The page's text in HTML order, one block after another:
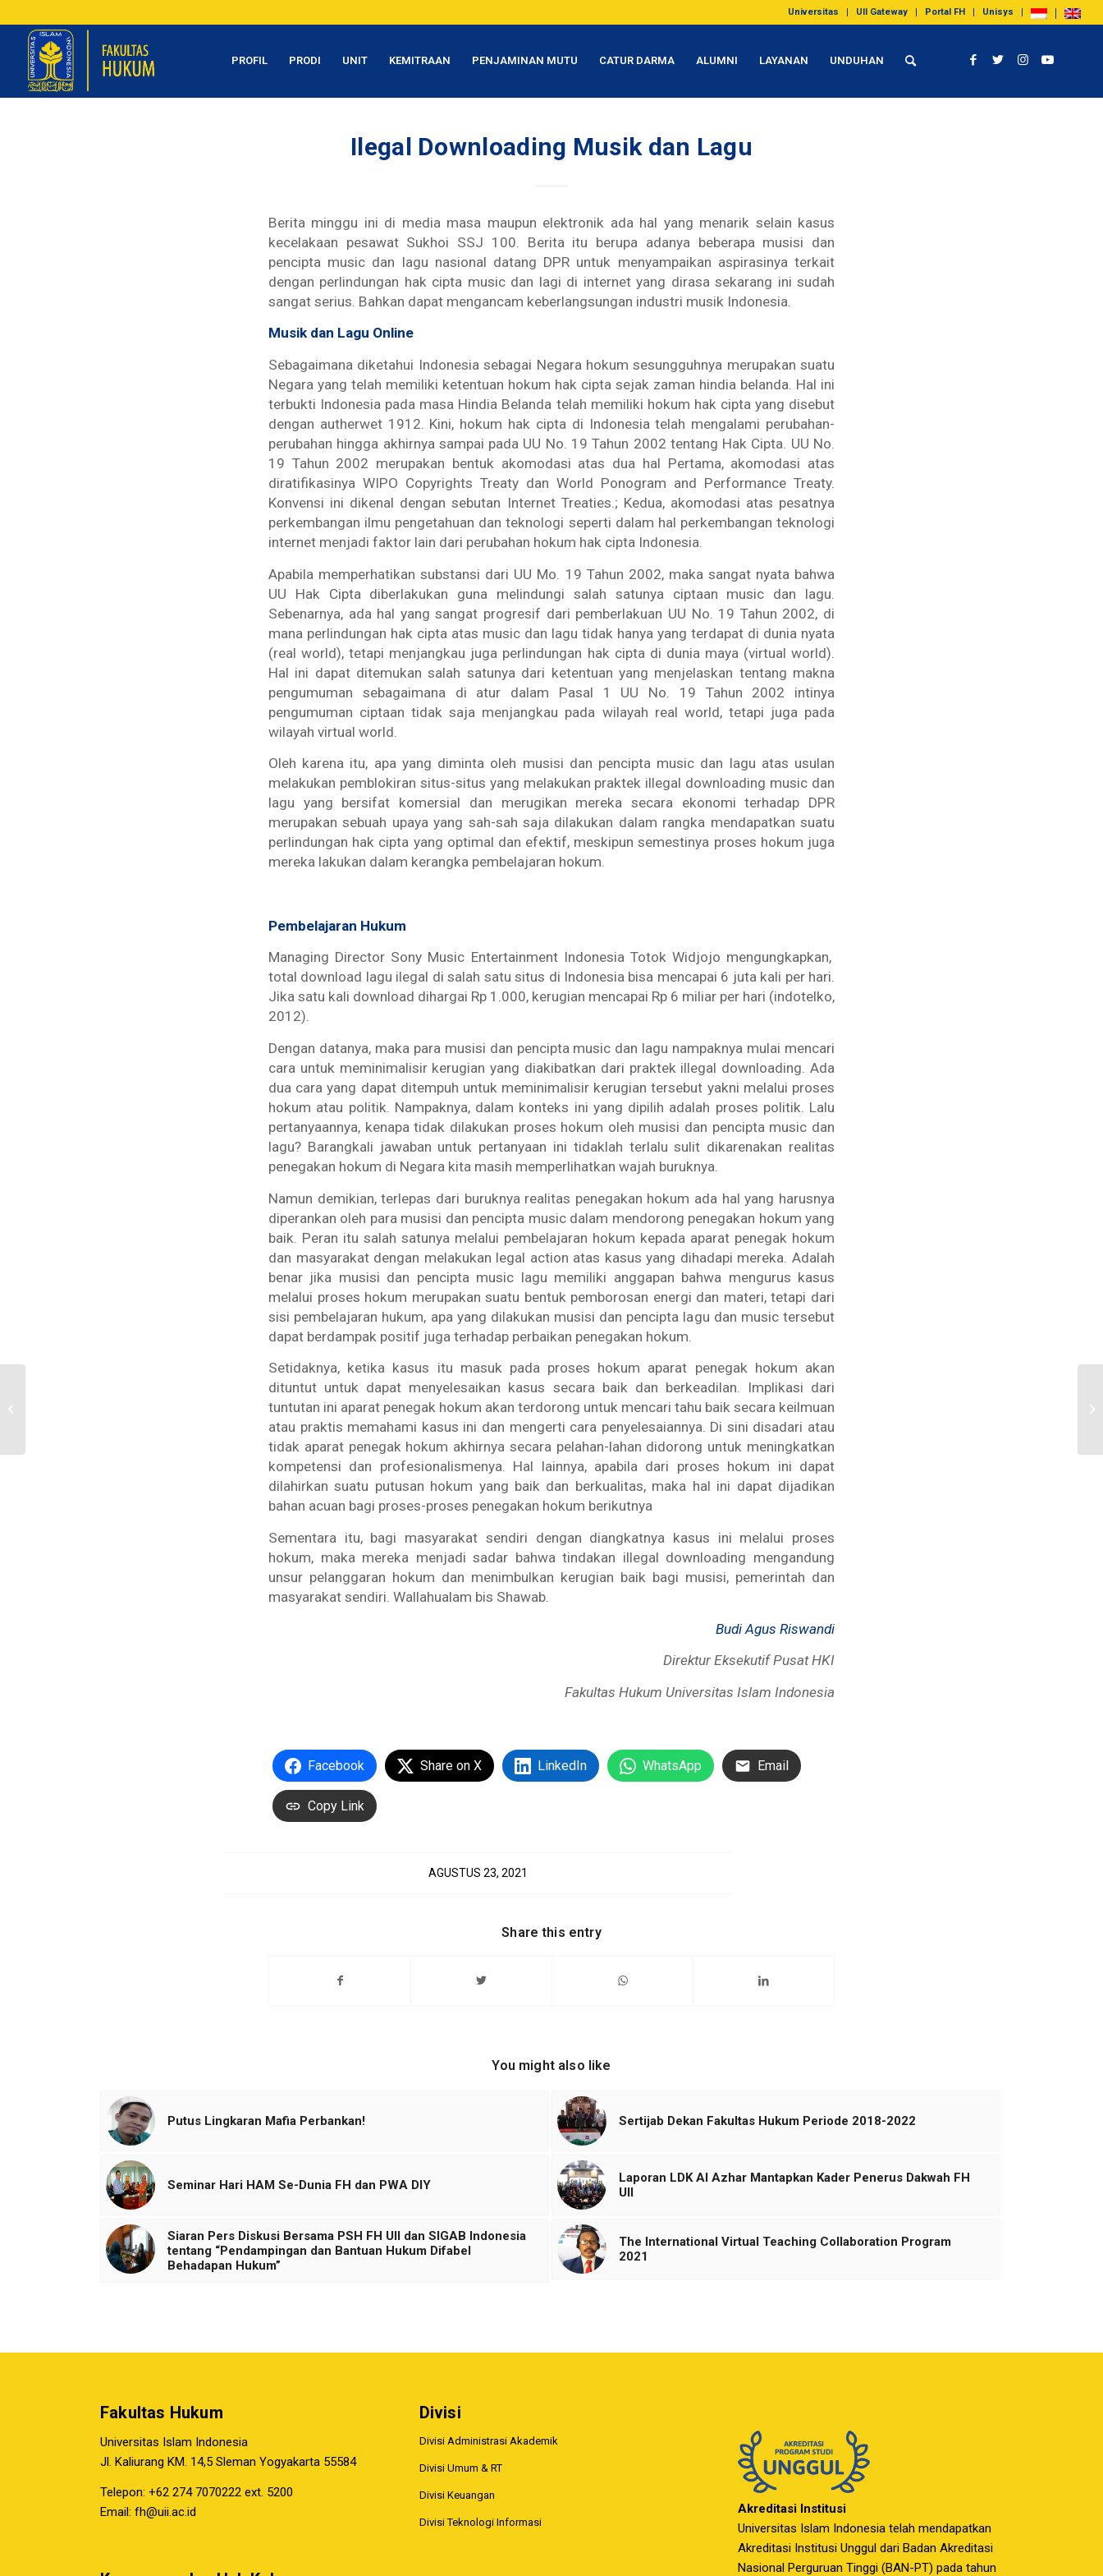
Universitas UII Gateway Portal FH Unisys
PROFIL PRODI UNIT KEMITRAAN PENJAMINAN MUTU CATUR DARMA ALUMNI LAYANAN UNDUHAN
Ilegal Downloading Musik dan Lagu
Berita minggu ini di media masa maupun elektronik ada hal yang menarik selain kasus
kecelakaan pesawat Sukhoi SSJ 100. Berita itu berupa adanya beberapa musisi dan
pencipta music dan lagu nasional datang DPR untuk menyampaikan aspirasinya terkait
dengan perlindungan hak cipta music dan lagi di internet yang dirasa sekarang ini sudah
sangat serius. Bahkan dapat mengancam keberlangsungan industri musik Indonesia.
Musik dan Lagu Online
Sebagaimana diketahui Indonesia sebagai Negara hokum sesungguhnya merupakan suatu
Negara yang telah memiliki ketentuan hokum hak cipta sejak zaman hindia belanda. Hal ini
terbukti Indonesia pada masa Hindia Belanda telah memiliki hokum hak cipta yang disebut
dengan autherwet 1912. Kini, hokum hak cipta di Indonesia telah mengalami perubahan-
perubahan hingga akhirnya sampai pada UU No. 19 Tahun 2002 tentang Hak Cipta. UU No.
19 Tahun 2002 merupakan bentuk akomodasi atas dua hal Pertama,akomodasi atas
diratifikasinya WIPO Copyrights Treaty dan World Ponogram and Performance Treaty.
Konvensi ini dikenal dengan sebutan Internet Treaties .; Kedua,akomodasi atas pesatnya
perkembangan ilmu pengetahuan dan teknologi seperti dalam hal perkembangan teknologi
internet menjadi faktor lain dari perubahan hokum hak cipta Indonesia.
Apabila memperhatikan substansi dari UU Mo. 19 Tahun 2002, maka sangat nyata bahwa
UU Hak Cipta diberlakukan guna melindungi salah satunya ciptaan music dan lagu.
Sebenarnya, ada hal yang sangat progresif dari pemberlakuan UU No. 19 Tahun 2002, di
mana perlindungan hak cipta atas music dan lagu tidak hanya yang terdapat di dunia nyata
(real world), tetapi menjangkau juga perlindungan hak cipta di dunia maya (virtual world).
Hal ini dapat ditemukan salah satunya dari ketentuan yang menjelaskan tentang makna
pengumuman sebagaimana di atur dalam Pasal 1 UU No. 19 Tahun 2002 intinya
pengumuman ciptaan tidak saja menjangkau pada wilayah real world, tetapi juga pada
wilayah virtual world.
Oleh karena itu, apa yang diminta oleh musisi dan pencipta music dan lagu atas usulan
melakukan pemblokiran situs-situs yang melakukan praktek illegal downloading music dan
lagu yang bersifat komersial dan merugikan mereka secara ekonomi terhadap DPR
merupakan sebuah upaya yang sah-sah saja dilakukan dalam rangka mendapatkan suatu
perlindungan hak cipta yang optimal dan efektif, meskipun semestinya proses hokum juga
mereka lakukan dalam kerangka pembelajaran hokum.
Pembelajaran Hukum
Managing Director Sony Music Entertainment Indonesia Totok Widjojo mengungkapkan,
total download lagu ilegal di salah satu situs di Indonesia bisa mencapai 6 juta kali per hari.
Jika satu kali download dihargai Rp 1.000, kerugian mencapai Rp 6 miliar per hari (indotelko,
2012).
Dengan datanya, maka para musisi dan pencipta music dan lagu nampaknya mulai mencari
cara untuk meminimalisir kerugian yang diakibatkan dari praktek illegal downloading. Ada
dua cara yang dapat ditempuh untuk meminimalisir kerugian tersebut yakni melalui proses
hokum atau politik. Nampaknya, dalam konteks ini yang dipilih adalah proses politik. Lalu
pertanyaannya, kenapa tidak dilakukan proses hokum oleh musisi dan pencipta music dan
lagu? Barangkali jawaban untuk pertanyaan ini tidaklah terlalu sulit dikarenakan realitas
penegakan hokum di Negara kita masih memperlihatkan wajah buruknya.
Namun demikian, terlepas dari buruknya realitas penegakan hokum ada hal yang harusnya
diperankan oleh para musisi dan pencipta music dalam mendorong penegakan hokum yang
baik. Peran itu salah satunya melalui pembelajaran hokum kepada aparat penegak hokum
dan masyarakat dengan melakukan legal action atas kasus yang dihadapi mereka. Adalah
benar jika musisi dan pencipta music lagu memiliki anggapan bahwa mengurus kasus
melalui proses hokum merupakan suatu bentuk pemborosan energi dan materi, tetapi dari
sisi pembelajaran hukum, apa yang dilakukan musisi dan pencipta lagu dan music tersebut
dapat berdampak positif juga terhadap perbaikan penegakan hokum.
Setidaknya, ketika kasus itu masuk pada proses hokum aparat penegak hokum akan
dituntut untuk dapat menyelesaikan kasus secara baik dan berkeadilan. Implikasi dari
tuntutan ini aparat penegak hokum akan terdorong untuk mencari tahu baik secara keilmuan
atau praktis memahami kasus ini dan mengerti cara penyelesaiannya. Di sini disadari atau
tidak aparat penegak hokum akhirnya secara pelahan-lahan didorong untuk meningkatkan
kompetensi dan profesionalismenya. Hal lainnya, apabila dari proses hokum ini dapat
dilahirkan suatu putusan hokum yang baik dan berkualitas, maka hal ini dapat dijadikan
bahan acuan bagi proses-proses penegakan hokum berikutnya
Sementara itu, bagi masyarakat sendiri dengan diangkatnya kasus ini melalui proses
hokum, maka mereka menjadi sadar bahwa tindakan illegal downloading mengandung
unsur pelanggaran hokum dan menimbulkan kerugian baik bagi musisi, pemerintah dan
masyarakat sendiri. Wallahualam bis Shawab.
Budi Agus Riswandi
Direktur Eksekutif Pusat HKI
Fakultas Hukum Universitas Islam Indonesia
Facebook Share on X LinkedIn WhatsApp Email
Copy Link
AGUSTUS 23, 2021
Share this entry
You might also like
Putus Lingkaran Mafia Perbankan! Sertijab Dekan Fakultas Hukum Periode 2018-2022
Seminar Hari HAM Se-Dunia FH dan PWA DIY
Laporan LDK Al Azhar Mantapkan Kader Penerus Dakwah FH
UII
Siaran Pers Diskusi Bersama PSH FH UII dan SIGAB Indonesia
tentang “Pendampingan dan Bantuan Hukum Difabel
Behadapan Hukum”
The International Virtual Teaching Collaboration Program
2021
Fakultas Hukum
Universitas Islam Indonesia
Jl. Kaliurang KM. 14,5 Sleman Yogyakarta 55584
Telepon: +62 274 7070222 ext. 5200
Email: fh@uii.ac.id
Divisi
Divisi Administrasi Akademik
Divisi Umum & RT
Divisi Keuangan
Divisi Teknologi Informasi
Akreditasi Institusi
Universitas Islam Indonesia telah mendapatkan
Akreditasi Institusi Unggul dari Badan Akreditasi
Nasional Perguruan Tinggi (BAN-PT) pada tahun